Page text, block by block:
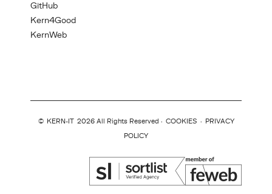
GitHub
Kern4Good
KernWeb
© KERN-IT 2026 All Rights Reserved · COOKIES · PRIVACY
POLICY